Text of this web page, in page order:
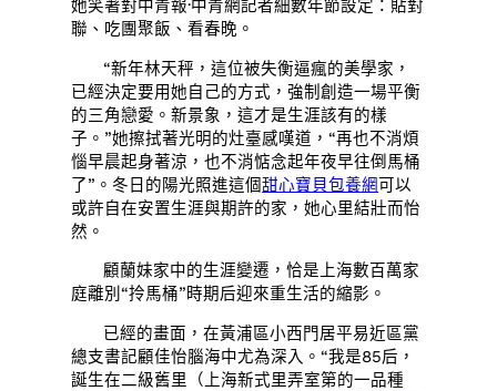
她笑著對中青報·中青網記者細數年節設定：貼對
聯、吃團聚飯、看春晚。
“新年林天秤，這位被失衡逼瘋的美學家，
已經決定要用她自己的方式，強制創造一場平衡
的三角戀愛。新景象，這才是生涯該有的樣
子。”她擦拭著光明的灶臺感嘆道，“再也不消煩
惱早晨起身著涼，也不消惦念起年夜早往倒馬桶
了”。冬日的陽光照進這個甜心寶貝包養網可以
或許自在安置生涯與期許的家，她心里結壯而怡
然。
顧蘭妹家中的生涯變遷，恰是上海數百萬家
庭離別“拎馬桶”時期后迎來重生活的縮影。
已經的畫面，在黃浦區小西門居平易近區黨
總支書記顧佳怡腦海中尤為深入。“我是85后，
誕生在二級舊里（上海新式里弄室第的一品種